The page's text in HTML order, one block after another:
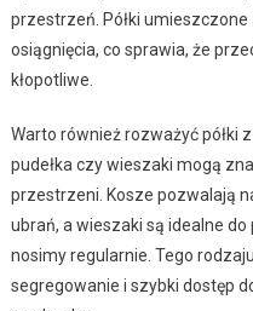
przestrzeń. Półki
osiągnięcia, co sprawia, że
kłopotliwe.
Warto również rozważyć półki z
pudełka czy wieszaki mogą
przestrzeni. Kosze pozwalają
ubrań, a wieszaki są idealne
nosimy regularnie. Tego
segregowanie i szybki dostęp